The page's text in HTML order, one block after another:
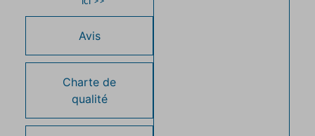
Avis
Charte de
qualité